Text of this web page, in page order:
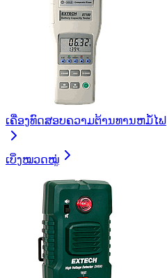
ເຄື່ອງທົດສອບຄວາມຕ້ານທານຫມໍ້ໄຟ
ເບິ່ງໝວດໝູ່